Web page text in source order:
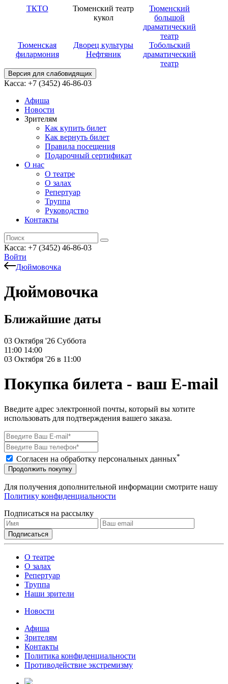
ТКТО
Тюменский театр
кукол
Тюменский
большой
драматический
театр
Тюменская
филармония
Дворец культуры
Нефтяник
Тобольский
драматический
театр
Версия для слабовидящих
Касса: +7 (3452) 46-86-03
Афиша
Новости
Зрителям
Как купить билет
Как вернуть билет
Правила посещения
Подарочный сертификат
О нас
О театре
О залах
Репертуар
Труппа
Руководство
Контакты
Касса: +7 (3452) 46-86-03
Войти
Дюймовочка
Дюймовочка
Ближайшие даты
03 Октября '26 Суббота
11:00 14:00
03 Октября '26 в 11:00
Покупка билета - ваш E-mail
Введите адрес электронной почты, который вы хотите
использовать для подтверждения вашего заказа.
Согласен на обработку персональных данных*
Продолжить покупку
Для получения дополнительной информации смотрите нашу
Политику конфиденциальности
Подписаться на рассылку
О театре
О залах
Репертуар
Труппа
Наши зрители
Новости
Афиша
Зрителям
Контакты
Политика конфиденциальности
Противодействие экстремизму